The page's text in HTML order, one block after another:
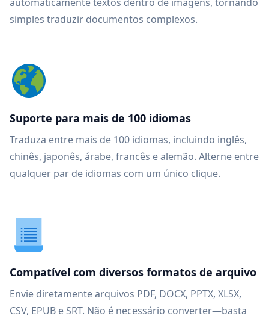
simples traduzir documentos complexos.
Suporte para mais de 100 idiomas
Traduza entre mais de 100 idiomas, incluindo inglês,
chinês, japonês, árabe, francês e alemão. Alterne entre
qualquer par de idiomas com um único clique.
Compatível com diversos formatos de arquivo
Envie diretamente arquivos PDF, DOCX, PPTX, XLSX,
CSV, EPUB e SRT. Não é necessário converter—basta